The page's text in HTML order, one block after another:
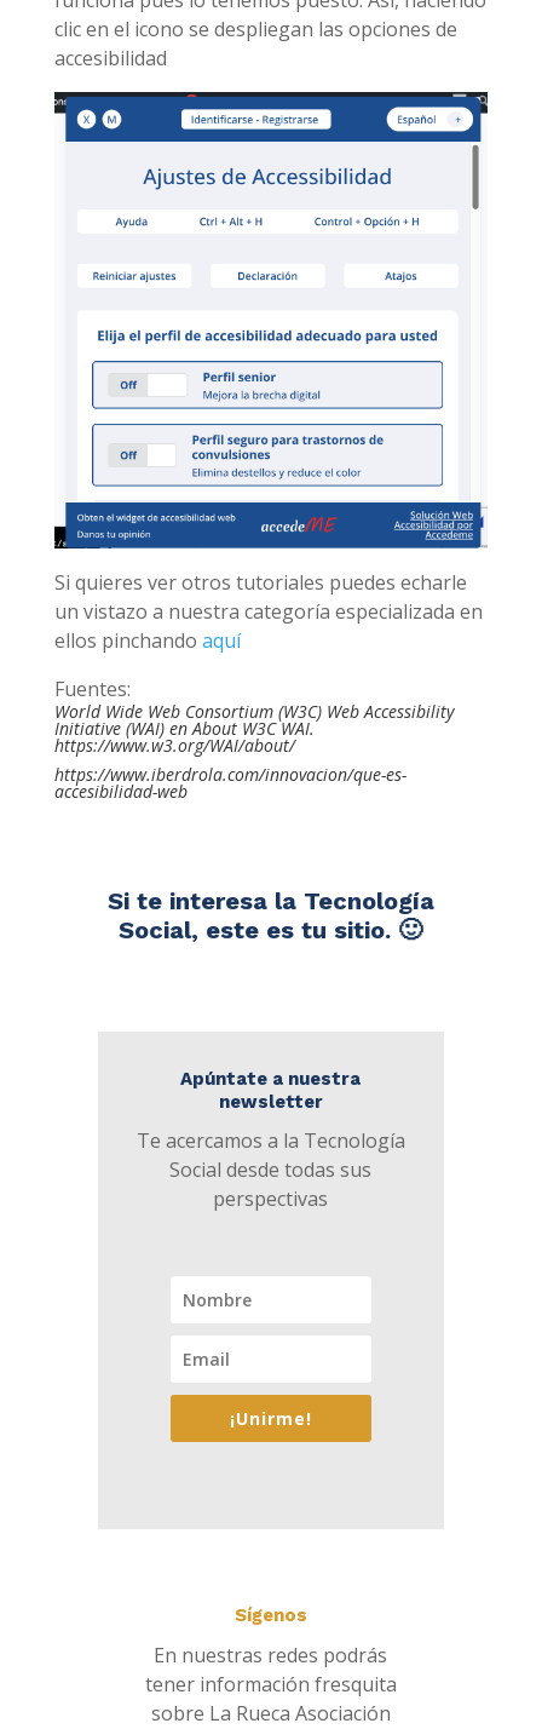
clic en el icono se despliegan las opciones de
accesibilidad
Si quieres ver otros tutoriales puedes echarle
un vistazo a nuestra categoría especializada en
ellos pinchando aquí
Fuentes:
World Wide Web Consortium (W3C) Web Accessibility
Initiative (WAI) en About W3C WAI.
https://www.w3.org/WAI/about/
https://www.iberdrola.com/innovacion/que-es-
accesibilidad-web
Si te interesa la Tecnología
Social, este es tu sitio. 🙂
Apúntate a nuestra
newsletter
Te acercamos a la Tecnología
Social desde todas sus
perspectivas
¡Unirme!
Sígenos
En nuestras redes podrás
tener información fresquita
sobre La Rueca Asociación